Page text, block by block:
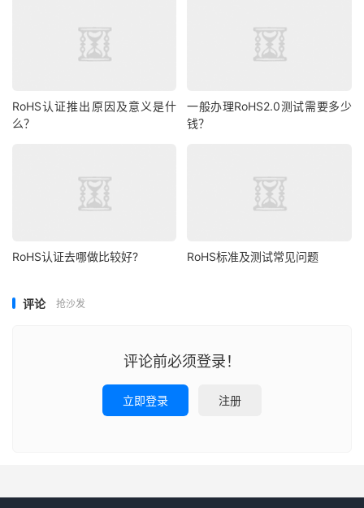
RoHS认证推出原因及意义是什
么？
一般办理RoHS2.0测试需要多少
钱？
RoHS认证去哪做比较好? RoHS标准及测试常见问题
评论 抢沙发
评论前必须登录！
立即登录 注册